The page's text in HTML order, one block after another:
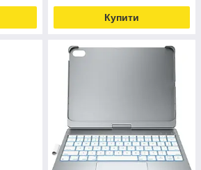
Купити